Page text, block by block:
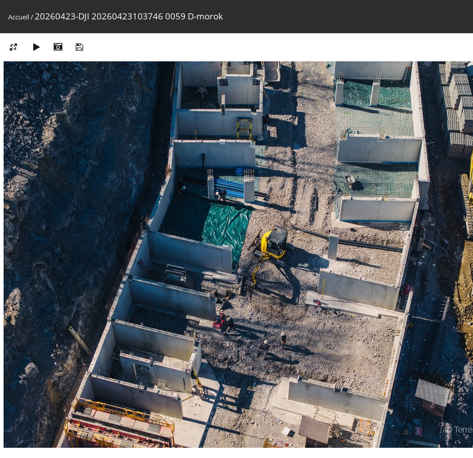
Accueil/20260423-DJI 20260423103746 0059 D-morok